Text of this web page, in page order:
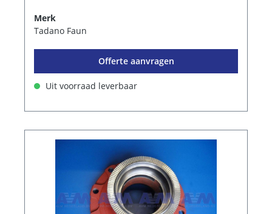
Merk
Tadano Faun
Offerte aanvragen
Uit voorraad leverbaar